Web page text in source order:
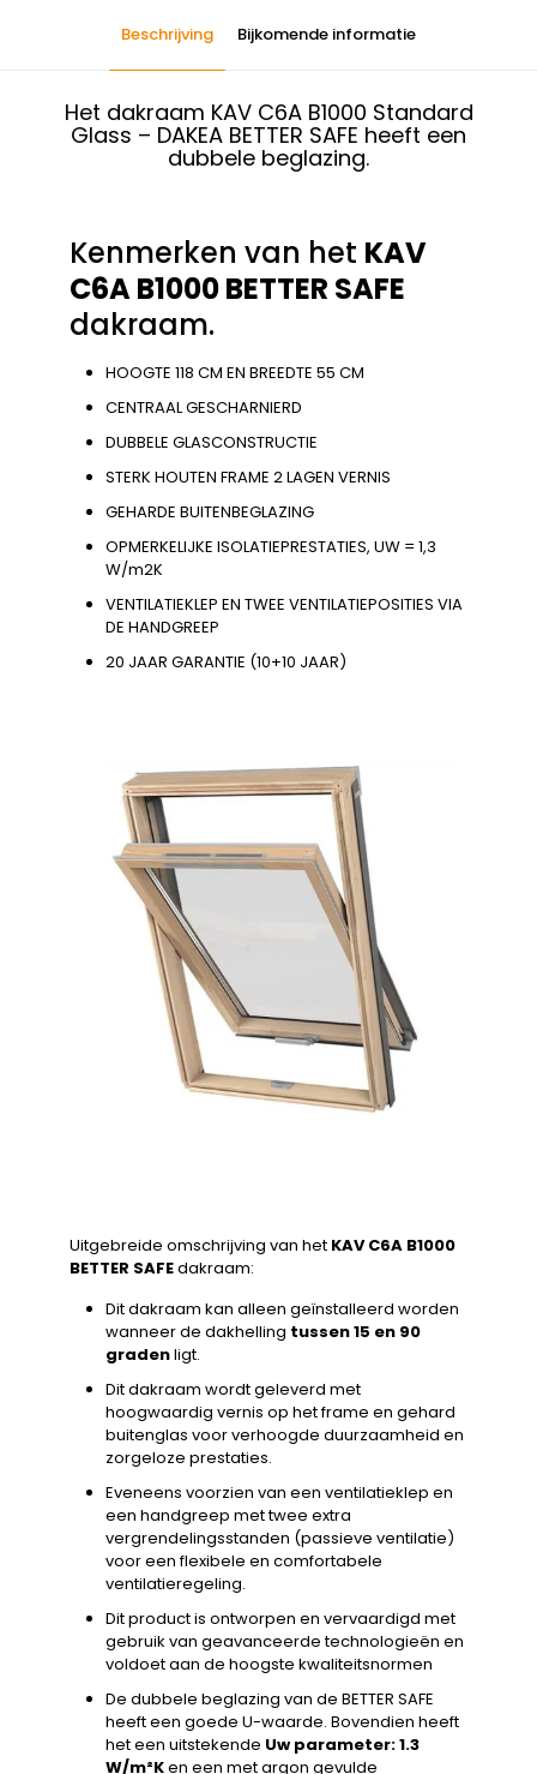
Beschrijving Bijkomende informatie
Het dakraam KAV C6A B1000 Standard
Glass – DAKEA BETTER SAFE heeft een
dubbele beglazing.
Kenmerken van het KAV
C6A B1000 BETTER SAFE
dakraam.
HOOGTE 118 CM EN BREEDTE 55 CM
CENTRAAL GESCHARNIERD
DUBBELE GLASCONSTRUCTIE
STERK HOUTEN FRAME 2 LAGEN VERNIS
GEHARDE BUITENBEGLAZING
OPMERKELIJKE ISOLATIEPRESTATIES, UW = 1,3
W/m2K
VENTILATIEKLEP EN TWEE VENTILATIEPOSITIES VIA
DE HANDGREEP
20 JAAR GARANTIE (10+10 JAAR)
Uitgebreide omschrijving van het KAV C6A B1000
BETTER SAFEdakraam:
Dit dakraam kan alleen geïnstalleerd worden
wanneer de dakhelling tussen 15 en 90
gradenligt.
Dit dakraam wordt geleverd met
hoogwaardig vernis op het frame en gehard
buitenglas voor verhoogde duurzaamheid en
zorgeloze prestaties.
Eveneens voorzien van een ventilatieklep en
een handgreep met twee extra
vergrendelingsstanden (passieve ventilatie)
voor een flexibele en comfortabele
ventilatieregeling.
Dit product is ontworpen en vervaardigd met
gebruik van geavanceerde technologieën en
voldoet aan de hoogste kwaliteitsnormen
De dubbele beglazing van de BETTER SAFE
heeft een goede U-waarde. Bovendien heeft
het een uitstekende Uw parameter: 1.3
W/m²Ken een met argon gevulde